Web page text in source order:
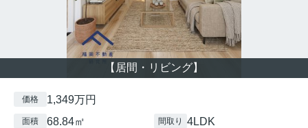
【居間・リビング】
価格 1,349万円
面積 68.84㎡ 間取り 4LDK